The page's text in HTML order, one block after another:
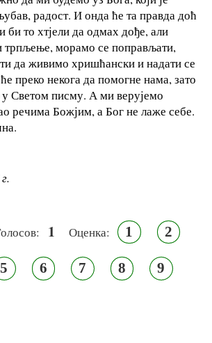
радост. И онда ће та правда доћ
би то хтјели да одмах дође, али
трпљење, морамо се поправљати,
да живимо хришћански и надати се
преко некога да помогне нама, зато
у Светом писму. А ми верујемо
речима Божјим, а Бог не лаже себе.
1 Оценка: 1 2
5 6 7 8 9